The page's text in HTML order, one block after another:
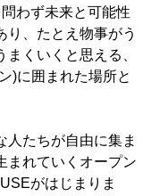
わず未来と可能性
り、たとえ物事がう
くいくと思える、
)に囲まれた場所と
人たちが自由に集ま
まれていくオープン
がはじまりま